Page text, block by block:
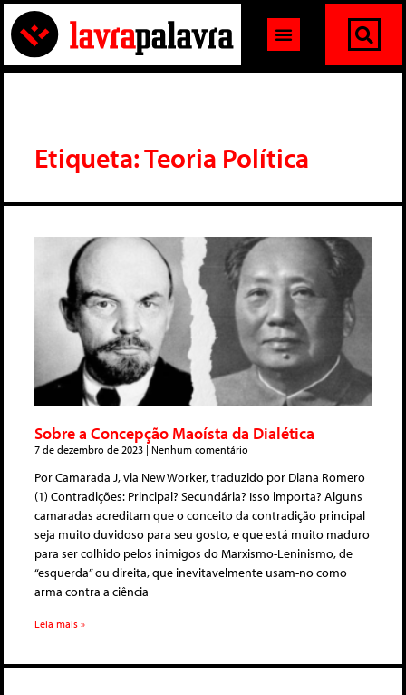
Etiqueta: Teoria Política
Sobre a Concepção Maoísta da Dialética
7 de dezembro de 2023 Nenhum comentário
Por Camarada J, via New Worker, traduzido por Diana Romero
(1) Contradições: Principal? Secundária? Isso importa? Alguns
camaradas acreditam que o conceito da contradição principal
seja muito duvidoso para seu gosto, e que está muito maduro
para ser colhido pelos inimigos do Marxismo-Leninismo, de
“esquerda” ou direita, que inevitavelmente usam-no como
arma contra a ciência
Leia mais »